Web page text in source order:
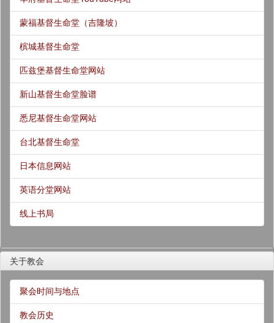
蒙福基督生命堂（吉隆坡）
槟城基督生命堂
匹兹堡基督生命堂网站
新山基督生命堂脸谱
悉尼基督生命堂网站
台北基督生命堂
日本信息网站
英语分堂网站
线上书局
关于教会
聚会时间与地点
教会历史